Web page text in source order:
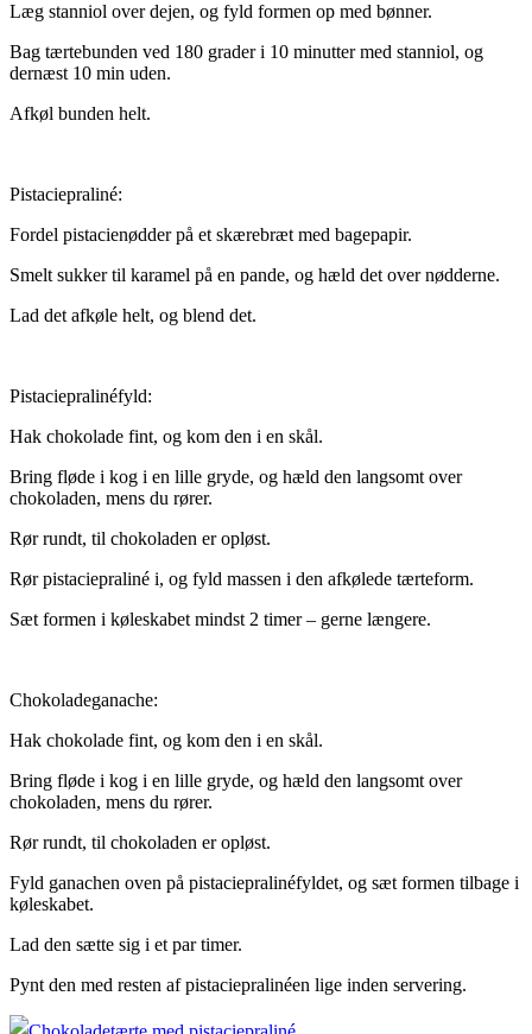
Læg stanniol over dejen, og fyld formen op med bønner.
Bag tærtebunden ved 180 grader i 10 minutter med stanniol, og
dernæst 10 min uden.
Afkøl bunden helt.
Pistaciepraliné:
Fordel pistacienødder på et skærebræt med bagepapir.
Smelt sukker til karamel på en pande, og hæld det over nødderne.
Lad det afkøle helt, og blend det.
Pistaciepralinéfyld:
Hak chokolade fint, og kom den i en skål.
Bring fløde i kog i en lille gryde, og hæld den langsomt over
chokoladen, mens du rører.
Rør rundt, til chokoladen er opløst.
Rør pistaciepraliné i, og fyld massen i den afkølede tærteform.
Sæt formen i køleskabet mindst 2 timer – gerne længere.
Chokoladeganache:
Hak chokolade fint, og kom den i en skål.
Bring fløde i kog i en lille gryde, og hæld den langsomt over
chokoladen, mens du rører.
Rør rundt, til chokoladen er opløst.
Fyld ganachen oven på pistaciepralinéfyldet, og sæt formen tilbage i
køleskabet.
Lad den sætte sig i et par timer.
Pynt den med resten af pistaciepralinéen lige inden servering.